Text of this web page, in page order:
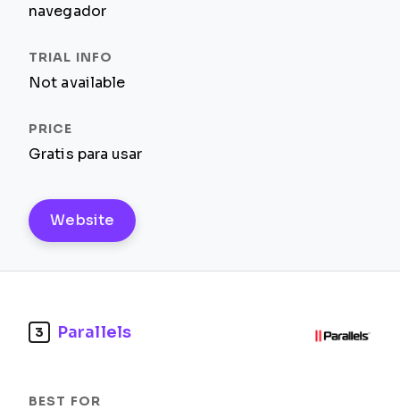
navegador
Not available
Gratis para usar
Website
3 Parallels